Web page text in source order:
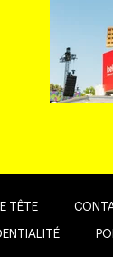
TÊTE